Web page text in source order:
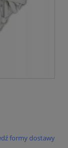
formy dostawy